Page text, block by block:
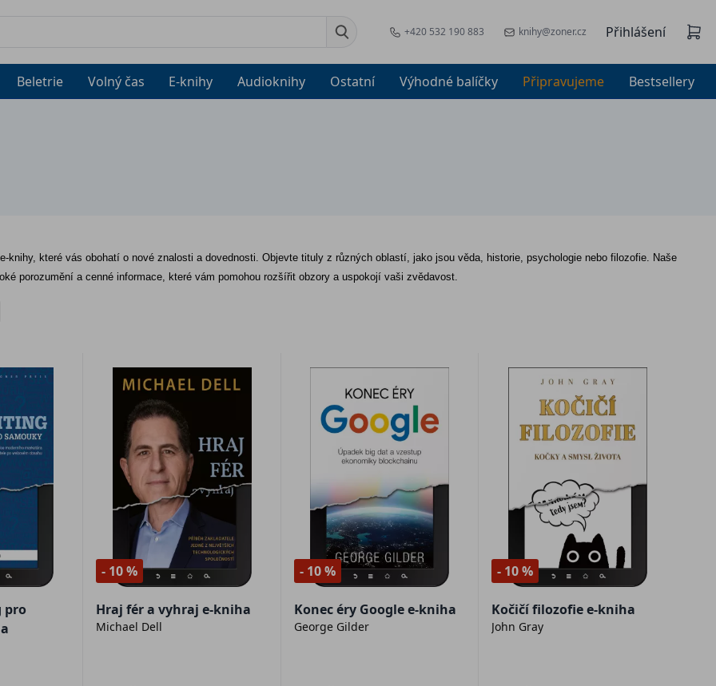
+420 532 190 883 knihy@zoner.cz Přihlášení
Beletrie Volný čas E-knihy Audioknihy Ostatní Výhodné balíčky Připravujeme Bestsellery
knihy, které vás obohatí o nové znalosti a dovednosti. Objevte tituly z různých oblastí, jako jsou věda, historie, psychologie nebo filozofie. Naše
porozumění a cenné informace, které vám pomohou rozšířit obzory a uspokojí vaši zvědavost.
pro
- 10 %
Hraj fér a vyhraj e-kniha
Michael Dell
- 10 %
Konec éry Google e-kniha
George Gilder
- 10 %
Kočičí filozofie e-kniha
John Gray